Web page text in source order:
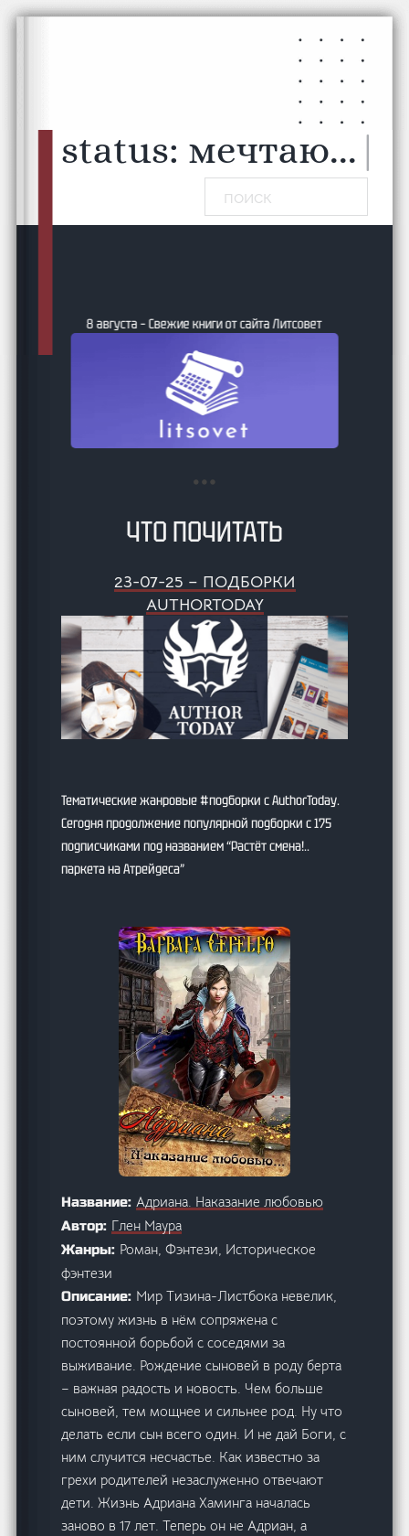
Перейти к основному содержанию
Перейти к нижнему колонтитулу
status: мечтаю... |
Поиск
8 августа – Свежие книги от сайта Литсовет
ЧТО ПОЧИТАТЬ
23-07-25 – ПОДБОРКИ
AUTHORTODAY
Тематические жанровые #подборки с AuthorToday.
Сегодня продолжение популярной подборки с 175
подписчиками под названием “Растёт смена!..
паркета на Атрейдеса”
Название:Адриана. Наказание любовью
Автор: Глен Маура
Жанры: Роман, Фэнтези, Историческое
фэнтези
Описание: Мир Тизина-Листбока невелик,
поэтому жизнь в нём сопряжена с
постоянной борьбой с соседями за
выживание. Рождение сыновей в роду берта
– важная радость и новость. Чем больше
сыновей, тем мощнее и сильнее род. Ну что
делать если сын всего один. И не дай Боги, с
ним случится несчастье. Как известно за
грехи родителей незаслуженно отвечают
дети. Жизнь Адриана Хаминга началась
заново в 17 лет. Теперь он не Адриан, а